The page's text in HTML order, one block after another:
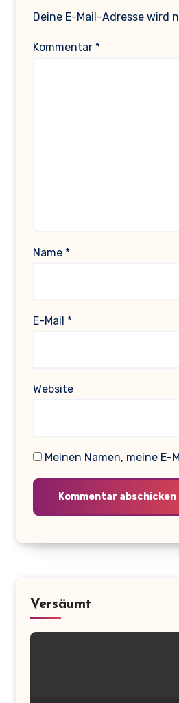
Deine E-Mail-Adresse wird
Kommentar *
Name *
E-Mail *
Website
Meinen Namen, meine
Versäumt